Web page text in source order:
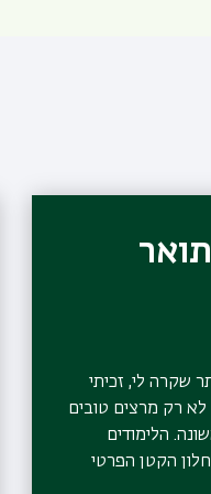
שקרה לי, זכיתי
רק מרצים טובים
הלימודים
הקטן הפרטי